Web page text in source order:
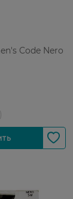
Code Nero